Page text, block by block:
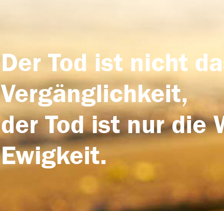
Der Tod ist nicht
Vergänglichkeit,
der Tod ist nur die
Ewigkeit.